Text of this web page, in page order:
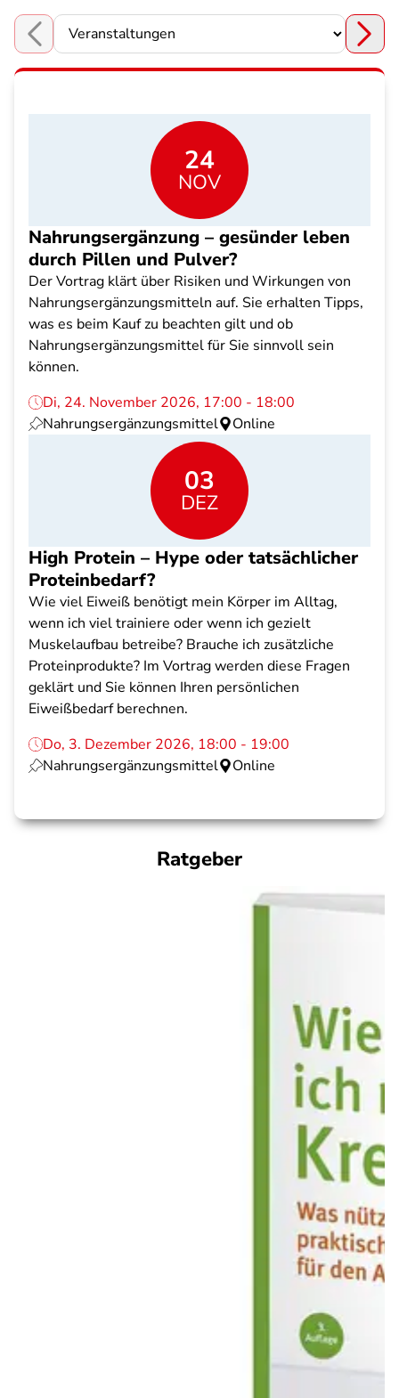
Choose a section
24
NOV
Nahrungsergänzung – gesünder leben
durch Pillen und Pulver?
Der Vortrag klärt über Risiken und Wirkungen von
Nahrungsergänzungsmitteln auf. Sie erhalten Tipps,
was es beim Kauf zu beachten gilt und ob
Nahrungsergänzungsmittel für Sie sinnvoll sein
können.
Di, 24. November 2026, 17:00 - 18:00
Nahrungsergänzungsmittel
Online
03
DEZ
High Protein – Hype oder tatsächlicher
Proteinbedarf?
Wie viel Eiweiß benötigt mein Körper im Alltag,
wenn ich viel trainiere oder wenn ich gezielt
Muskelaufbau betreibe? Brauche ich zusätzliche
Proteinprodukte? Im Vortrag werden diese Fragen
geklärt und Sie können Ihren persönlichen
Eiweißbedarf berechnen.
Do, 3. Dezember 2026, 18:00 - 19:00
Nahrungsergänzungsmittel
Online
Ratgeber